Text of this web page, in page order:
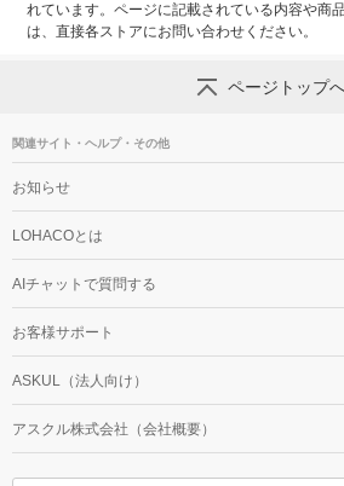
れています。ページに記載されている内容や商
は、直接各ストアにお問い合わせください。
ページトップ
関連サイト・ヘルプ・その他
お知らせ
LOHACOとは
AIチャットで質問する
お客様サポート
ASKUL（法人向け）
アスクル株式会社（会社概要）